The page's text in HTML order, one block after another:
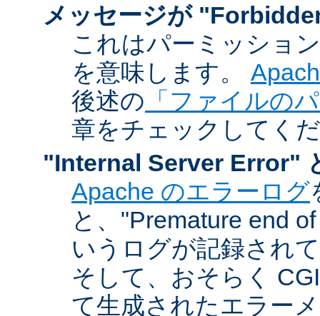
メッセージが
これはパーミッショ
を意味します。
後述の 「ファイルの
章をチェックしてく
"Internal Server Error"
Apache のエラーログ
と、"Premature end
いうログが記録され
そして、おそらく
て生成されたエラー